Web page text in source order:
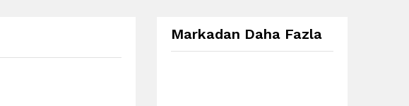
Markadan Daha Fazla